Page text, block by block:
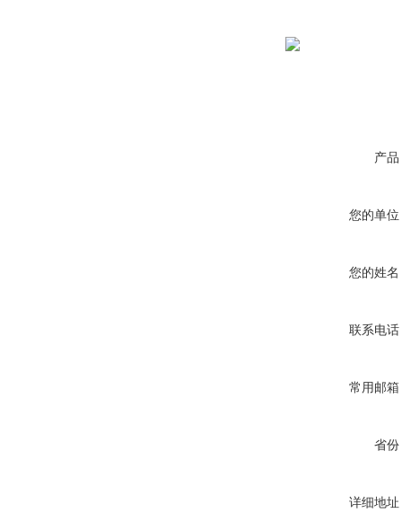
产品
您的单位
您的姓名
联系电话
常用邮箱
省份
详细地址